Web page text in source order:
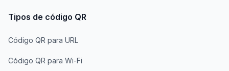
Tipos de código QR
Código QR para URL
Código QR para Wi-Fi